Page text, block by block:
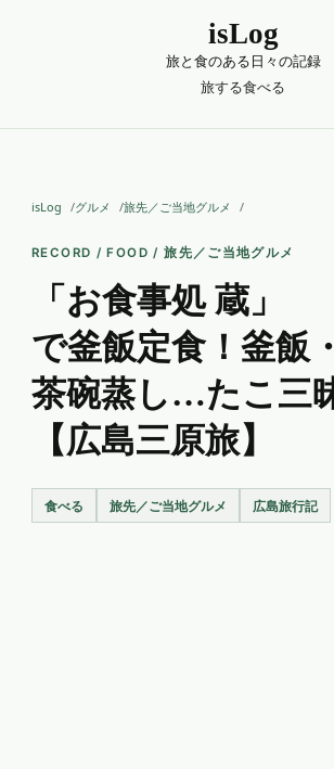
isLog
旅と食のある日々の記録
旅する食べる
isLog グルメ 旅先／ご当地グルメ
RECORD / FOOD / 旅先／ご当地グルメ
「お食事処 蔵」
で釜飯定食！釜飯
茶碗蒸し…たこ三
【広島三原旅】
食べる 旅先／ご当地グルメ 広島旅行記